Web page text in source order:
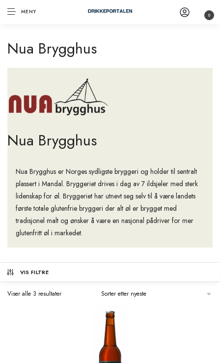
MENY 0
Nua Brygghus
Nua Brygghus
Nua Brygghus er Norges sydligste bryggeri og holder til sentralt
plassert i Mandal. Bryggeriet drives i dag av 7 ildsjeler med sterk
lidenskap for øl. Bryggeriet har utnevt seg selv til å være landets
første totale glutenfrie bryggeri der alt øl er brygget med
tradisjonel malt og ønsker å være en nasjonal pådriver for mer
glutenfritt øl i markedet.
VIS FILTRE
Viser alle 3 resultater